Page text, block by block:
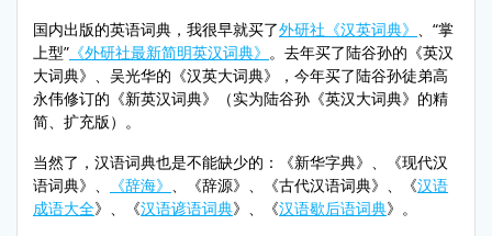
国内出版的英语词典，我很早就买了外研社《汉英词典》
、“掌
上型” 《外研社最新简明英汉词典》 。去年买了陆谷孙的《英汉
大词典》、吴光华的《汉英大词典》，今年买了陆谷孙徒弟高
永伟修订的《新英汉词典》（实为陆谷孙《英汉大词典》的精
简、扩充版）。
当然了，汉语词典也是不能缺少的：《新华字典》、《现代汉
语词典》、
《辞海》 、《辞源》、《古代汉语词典》、《汉语
成语大全》、《汉语谚语词典》、《汉语歇后语词典》。